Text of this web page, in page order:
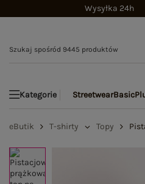
Wysyłka 24h
Kategorie StreetwearBasic
eButik T-shirty Topy